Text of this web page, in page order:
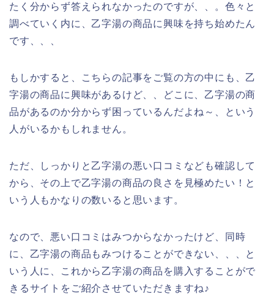
たく分からず答えられなかったのですが、、。色々と
調べていく内に、乙字湯の商品に興味を持ち始めたん
です、、、
もしかすると、こちらの記事をご覧の方の中にも、乙
字湯の商品に興味があるけど、、どこに、乙字湯の商
品があるのか分からず困っているんだよね～、という
人がいるかもしれません。
ただ、しっかりと乙字湯の悪い口コミなども確認して
から、その上で乙字湯の商品の良さを見極めたい！と
いう人もかなりの数いると思います。
なので、悪い口コミはみつからなかったけど、同時
に、乙字湯の商品もみつけることができない、、、と
いう人に、これから乙字湯の商品を購入することがで
きるサイトをご紹介させていただきますね♪